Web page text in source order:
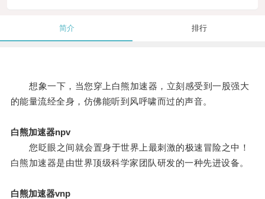
简介 排行
想象一下，当您穿上白熊加速器，立刻感受到一股强大
的能量流经全身，仿佛能听到风呼啸而过的声音。
白熊加速器npv
您眨眼之间就会置身于世界上最刺激的极速冒险之中！
白熊加速器是由世界顶级科学家团队研发的一种先进设备。
白熊加速器vnp